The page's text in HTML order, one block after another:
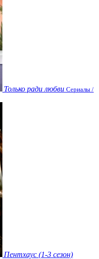
Только ради любви Сериалы /
Пентхаус (1-3 сезон)